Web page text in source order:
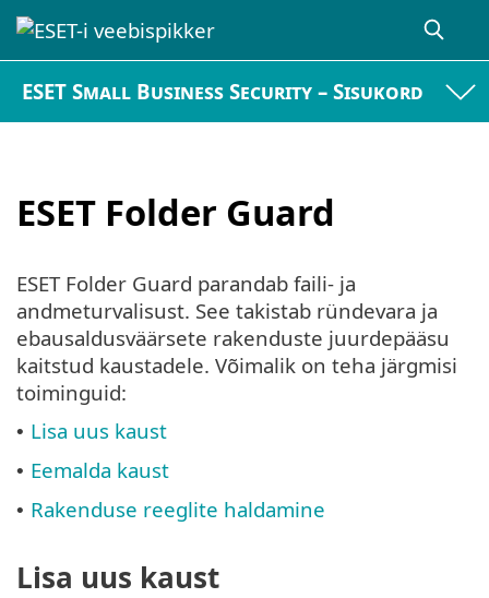
ESET Small Business Security – Sisukord
ESET Folder Guard
ESET Folder Guard parandab faili- ja
andmeturvalisust. See takistab ründevara ja
ebausaldusväärsete rakenduste juurdepääsu
kaitstud kaustadele. Võimalik on teha järgmisi
toiminguid:
• Lisa uus kaust
• Eemalda kaust
• Rakenduse reeglite haldamine
Lisa uus kaust